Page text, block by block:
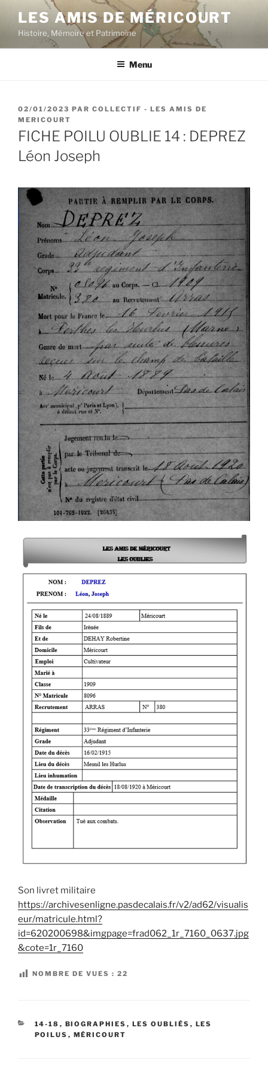
contenu
principal
LES AMIS DE MÉRICOURT
Histoire, Mémoire et Patrimoine
Menu
PUBLIÉ
LE
02/01/2023 PAR COLLECTIF - LES AMIS DE
MERICOURT
FICHE POILU OUBLIE 14 : DEPREZ
Léon Joseph
Son livret militaire
https://archivesenligne.pasdecalais.fr/v2/ad62/visualis
eur/matricule.html?
id=620200698&imgpage=frad062_1r_7160_0637.jpg
&cote=1r_7160
NOMBRE DE VUES : 22
CATÉGORIES
14-18 , BIOGRAPHIES , LES OUBLIÉS , LES
POILUS , MÉRICOURT